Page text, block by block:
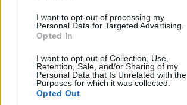
I want to opt-out of processing my
Personal Data for Targeted Advertising.
Opted In
I want to opt-out of Collection, Use,
Retention, Sale, and/or Sharing of my
Personal Data that Is Unrelated with the
Purposes for which it was collected.
Opted Out